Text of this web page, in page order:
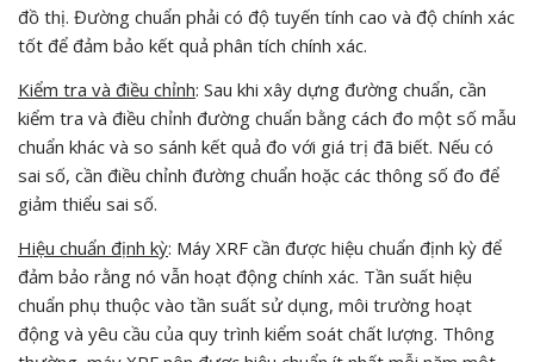
đồ thị. Đường chuẩn phải có độ tuyến tính cao và độ chính xác
tốt để đảm bảo kết quả phân tích chính xác.
Kiểm tra và điều chỉnh: Sau khi xây dựng đường chuẩn, cần
kiểm tra và điều chỉnh đường chuẩn bằng cách đo một số mẫu
chuẩn khác và so sánh kết quả đo với giá trị đã biết. Nếu có
sai số, cần điều chỉnh đường chuẩn hoặc các thông số đo để
giảm thiểu sai số.
Hiệu chuẩn định kỳ: Máy XRF cần được hiệu chuẩn định kỳ để
đảm bảo rằng nó vẫn hoạt động chính xác. Tần suất hiệu
chuẩn phụ thuộc vào tần suất sử dụng, môi trường hoạt
động và yêu cầu của quy trình kiểm soát chất lượng. Thông